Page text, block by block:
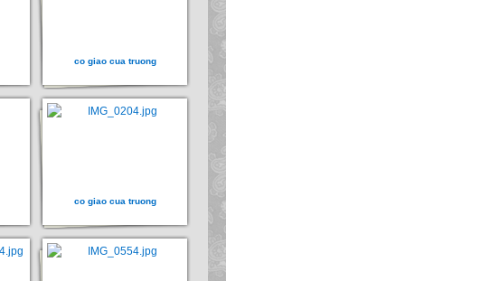
co giao cua truong
co giao cua truong